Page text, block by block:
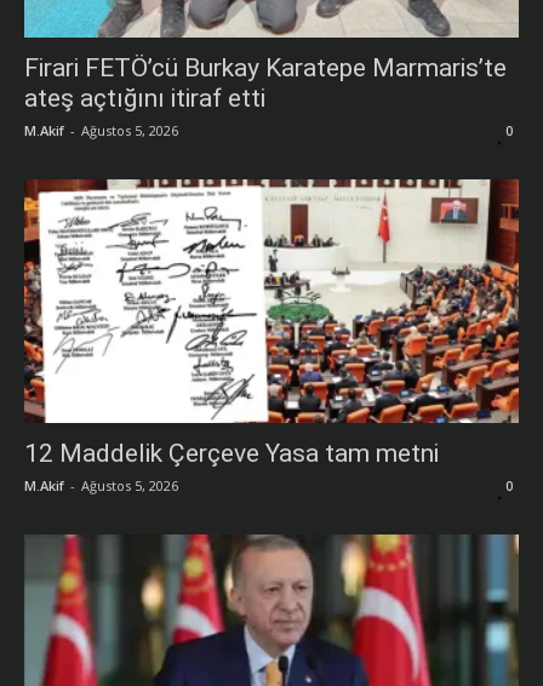
Firari FETÖ’cü Burkay Karatepe Marmaris’te
ateş açtığını itiraf etti
M.Akif - Ağustos 5, 2026 0
12 Maddelik Çerçeve Yasa tam metni
M.Akif - Ağustos 5, 2026 0